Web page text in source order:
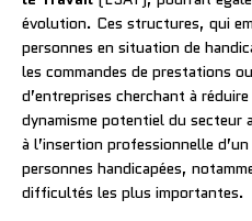
évolution. Ces structures, qui
personnes en situation de
les commandes de prestations
d’entreprises cherchant à
dynamisme potentiel du
à l’insertion professionnelle
personnes handicapées,
difficultés les plus importantes.